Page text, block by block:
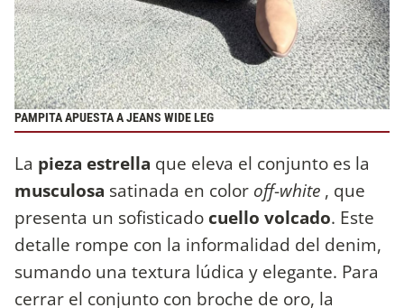
PAMPITA APUESTA A JEANS WIDE LEG
La pieza estrella que eleva el conjunto es la
musculosa satinada en color off-white , que
presenta un sofisticado cuello volcado. Este
detalle rompe con la informalidad del denim,
sumando una textura lúdica y elegante. Para
cerrar el conjunto con broche de oro, la